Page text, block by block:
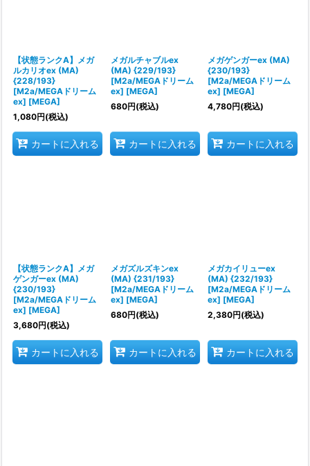
【状態ランクA】メガ
ルカリオex (MA)
{228/193}
[M2a/MEGAドリーム
ex] [MEGA]
1,080円(税込)
カートに入れる
メガルチャブルex
(MA) {229/193}
[M2a/MEGAドリーム
ex] [MEGA]
680円(税込)
カートに入れる
メガゲンガーex (MA)
{230/193}
[M2a/MEGAドリーム
ex] [MEGA]
4,780円(税込)
カートに入れる
【状態ランクA】メガ
ゲンガーex (MA)
{230/193}
[M2a/MEGAドリーム
ex] [MEGA]
3,680円(税込)
カートに入れる
メガズルズキンex
(MA) {231/193}
[M2a/MEGAドリーム
ex] [MEGA]
680円(税込)
カートに入れる
メガカイリューex
(MA) {232/193}
[M2a/MEGAドリーム
ex] [MEGA]
2,380円(税込)
カートに入れる